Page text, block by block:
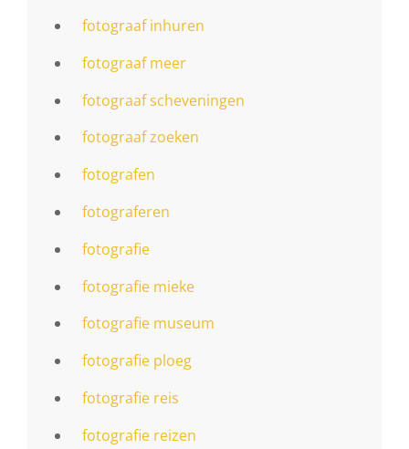
fotograaf inhuren
fotograaf meer
fotograaf scheveningen
fotograaf zoeken
fotografen
fotograferen
fotografie
fotografie mieke
fotografie museum
fotografie ploeg
fotografie reis
fotografie reizen